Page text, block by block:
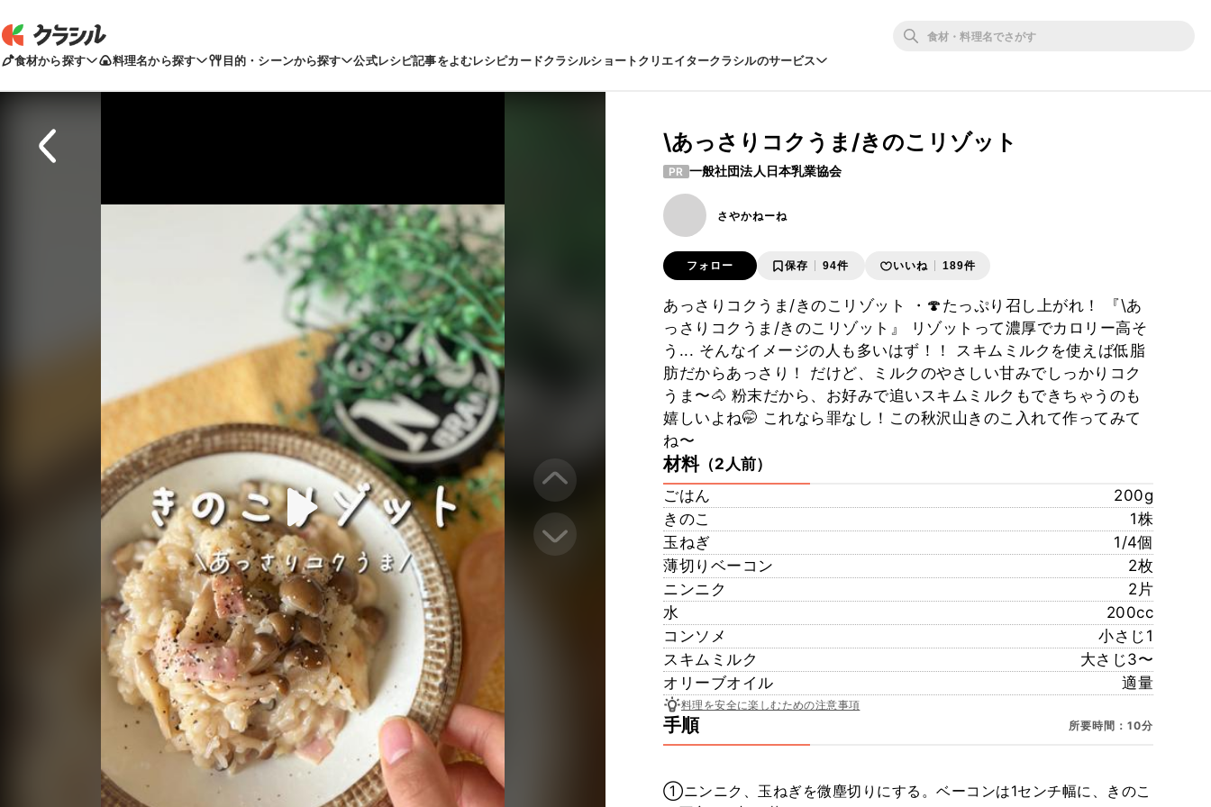
食材から探す 料理名から探す 目的・シーンから探す 公式レシピ記事をよむレシピカードクラシルショートクリエイタークラシルのサービス
\あっさりコクうま/きのこリゾット
PR 一般社団法人日本乳業協会
さやかねーね
フォロー 保存 94件 いいね 189件
あっさりコクうま/きのこリゾット ・🍄たっぷり召し上がれ！ 『\あ
っさりコクうま/きのこリゾット』 リゾットって濃厚でカロリー高そ
う... そんなイメージの人も多いはず！！ スキムミルクを使えば低脂
肪だからあっさり！ だけど、ミルクのやさしい甘みでしっかりコク
うま〜🐴 粉末だから、お好みで追いスキムミルクもできちゃうのも
嬉しいよね🤭 これなら罪なし！この秋沢山きのこ入れて作ってみて
ね〜
材料（2人前）
ごはん
200g
きのこ
1株
玉ねぎ
1/4個
薄切りベーコン
2枚
ニンニク
2片
水
200cc
コンソメ
小さじ1
スキムミルク
大さじ3〜
オリーブオイル
適量
料理を安全に楽しむための注意事項
手順 所要時間：10分
①ニンニク、玉ねぎを微塵切りにする。ベーコンは1センチ幅に、きのこ